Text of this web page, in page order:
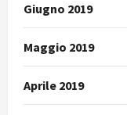
Giugno 2019
Maggio 2019
Aprile 2019